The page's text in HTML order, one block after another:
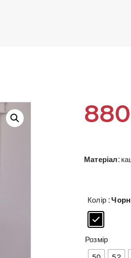
880
Матеріал:
Колір :
Розмір